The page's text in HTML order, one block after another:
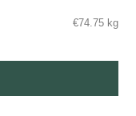
€74.75 kg